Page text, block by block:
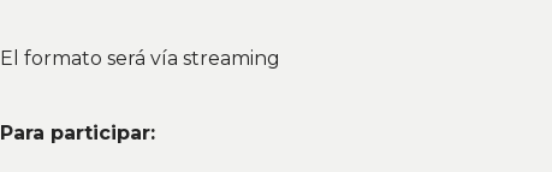
El formato será vía streaming
Para participar: